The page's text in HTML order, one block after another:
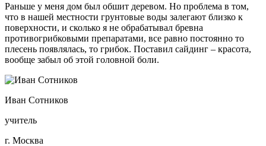
Раньше у меня дом был обшит деревом. Но проблема в том,
что в нашей местности грунтовые воды залегают близко к
поверхности, и сколько я не обрабатывал бревна
противогрибковыми препаратами, все равно постоянно то
плесень появлялась, то грибок. Поставил сайдинг – красота,
вообще забыл об этой головной боли.
Иван Сотников
учитель
г. Москва